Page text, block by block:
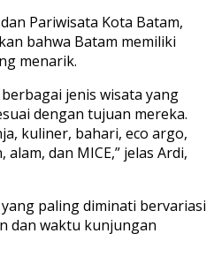
Pariwisata Kota Batam,
bahwa Batam memiliki
menarik.
jenis wisata yang
dengan tujuan mereka.
kuliner, bahari, eco argo,
dan MICE,” jelas Ardi,
paling diminati bervariasi
dan waktu kunjungan